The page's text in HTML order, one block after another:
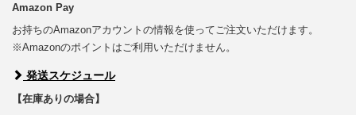
Amazon Pay
お持ちのAmazonアカウントの情報を使ってご注文いただけます。
※Amazonのポイントはご利用いただけません。
発送スケジュール
【在庫ありの場合】